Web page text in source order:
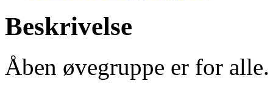
Beskrivelse
Åben øvegruppe er for alle.